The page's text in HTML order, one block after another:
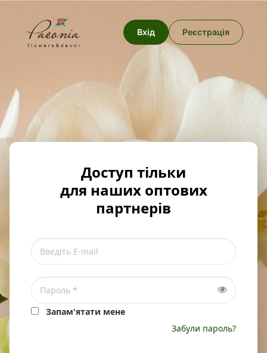
Вхід Реєстрація
Доступ тільки
для наших оптових
партнерів
Запам'ятати мене
Забули пароль?